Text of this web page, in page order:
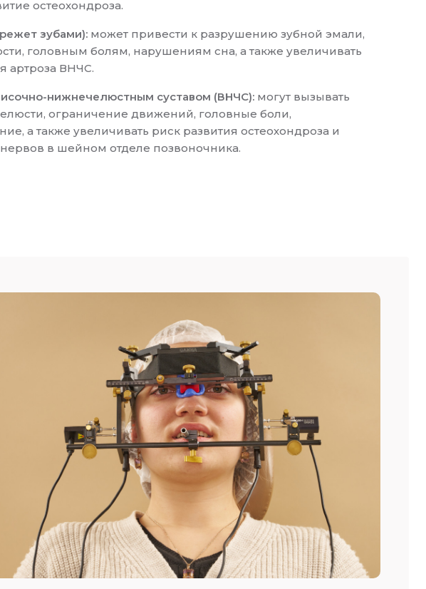
остеохондроза.
зубами): может привести к разрушению зубной эмали,
головным болям, нарушениям сна, а также увеличивать
артроза ВНЧС.
нижнечелюстным суставом (ВНЧС): могут вызывать
ограничение движений, головные боли,
а также увеличивать риск развития остеохондроза и
в шейном отделе позвоночника.